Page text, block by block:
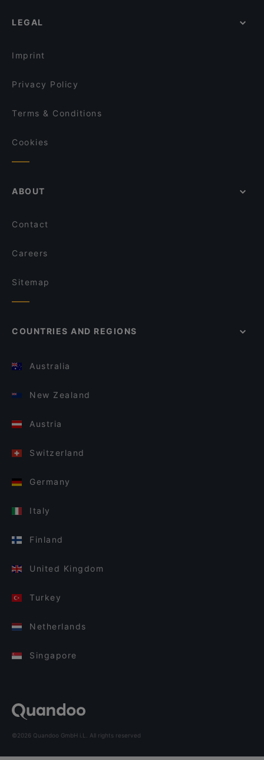
DAM Bar
Viikinkiravintola Harald - Tampere
Kumma Bar & Street Kitchen
Gluten-free Options in Tampere
LEGAL
Imprint
Privacy Policy
Terms & Conditions
Cookies
ABOUT
Contact
Careers
Sitemap
COUNTRIES AND REGIONS
Australia
New Zealand
Austria
Switzerland
Germany
Italy
Finland
United Kingdom
Turkey
Netherlands
Singapore
©2026 Quandoo GmbH i.L. All rights reserved